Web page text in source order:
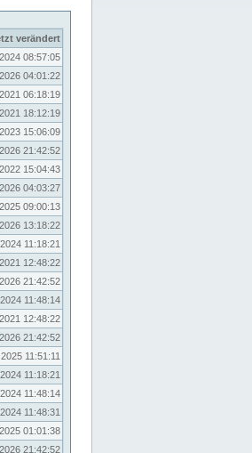
verändert
08:57:05
04:01:22
06:18:19
18:12:19
15:06:09
21:42:52
15:04:43
04:03:27
09:00:13
13:18:22
11:18:21
12:48:22
21:42:52
11:48:14
12:48:22
21:42:52
11:51:11
11:18:21
11:48:14
11:48:31
01:01:38
21:42:52